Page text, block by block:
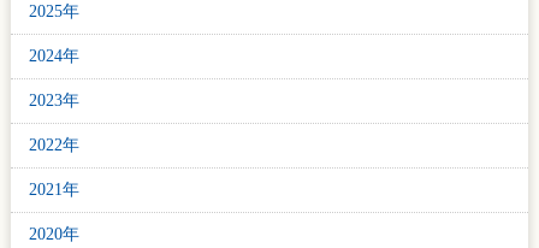
2025年
2024年
2023年
2022年
2021年
2020年